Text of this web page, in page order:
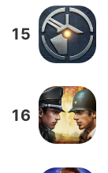
15
16